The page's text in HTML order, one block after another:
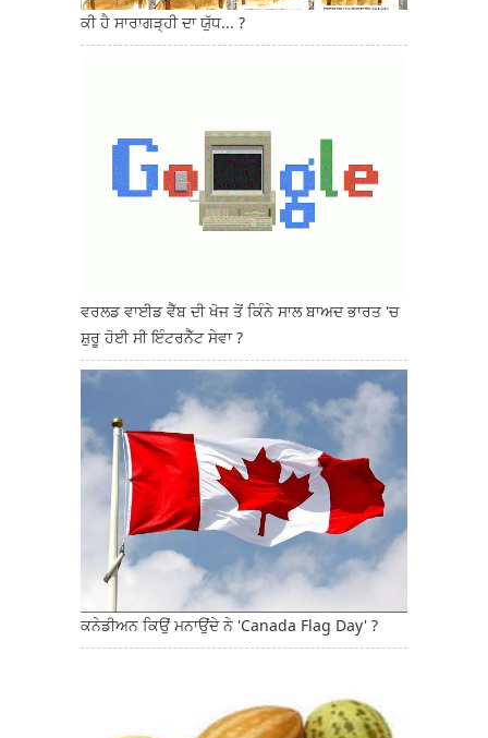
ਕੀ ਹੈ ਸਾਰਾਗੜ੍ਹੀ ਦਾ ਯੁੱਧ... ?
ਵਰਲਡ ਵਾਈਡ ਵੈੱਬ ਦੀ ਖੋਜ ਤੋਂ ਕਿੰਨੇ ਸਾਲ ਬਾਅਦ ਭਾਰਤ 'ਚ
ਸ਼ੁਰੂ ਹੋਈ ਸੀ ਇੰਟਰਨੈੱਟ ਸੇਵਾ ?
ਕਨੇਡੀਅਨ ਕਿਉਂ ਮਨਾਉਂਦੇ ਨੇ 'Canada Flag Day' ?